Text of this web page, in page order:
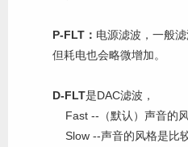
P-FLT： 电源滤波，一般
但耗电也会略微增加。
D-FLT是DAC滤波，
Fast --（默认）声音的风
Slow --声音的风格是比